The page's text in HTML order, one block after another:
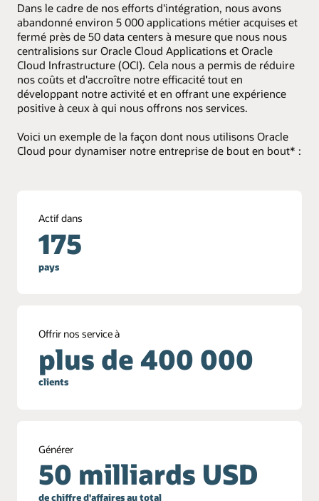
Dans le cadre de nos efforts d'intégration, nous avons
abandonné environ 5 000 applications métier acquises et
fermé près de 50 data centers à mesure que nous nous
centralisions sur Oracle Cloud Applications et Oracle
Cloud Infrastructure (OCI). Cela nous a permis de réduire
nos coûts et d'accroître notre efficacité tout en
développant notre activité et en offrant une expérience
positive à ceux à qui nous offrons nos services.
Voici un exemple de la façon dont nous utilisons Oracle
Cloud pour dynamiser notre entreprise de bout en bout* :
Actif dans
175
pays
Offrir nos service à
plus de 400 000
clients
Générer
50 milliards USD
de chiffre d'affaires au total